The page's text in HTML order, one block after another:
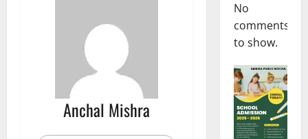
Anchal Mishra
No
comments
to show.